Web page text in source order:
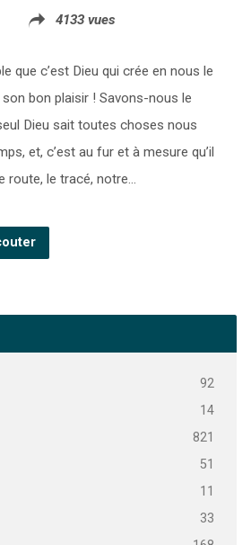
4133 vues
que c’est Dieu qui crée en nous le
bon plaisir ! Savons-nous le
Dieu sait toutes choses nous
et, c’est au fur et à mesure qu’il
route, le tracé, notre…
92
14
821
51
11
33